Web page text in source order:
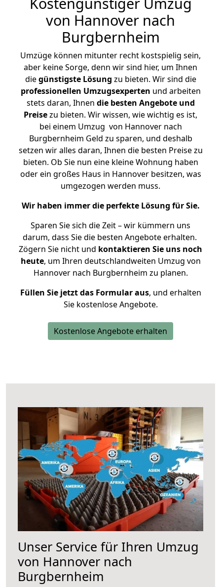
von Hannover nach
Burgbernheim
Umzüge können mitunter recht kostspielig sein,
aber keine Sorge, denn wir sind hier, um Ihnen
diegünstigste Lösung zu bieten. Wir sind die
professionellen Umzugsexperten und arbeiten
stets daran, Ihnen die besten Angebote und
Preisezu bieten. Wir wissen, wie wichtig es ist,
bei einem Umzug von Hannover nach
Burgbernheim Geld zu sparen, und deshalb
setzen wir alles daran, Ihnen die besten Preise zu
bieten. Ob Sie nun eine kleine Wohnung haben
oder ein großes Haus in Hannover besitzen, was
umgezogen werden muss.
Wir haben immer die perfekte Lösung für Sie.
Sparen Sie sich die Zeit – wir kümmern uns
darum, dass Sie die besten Angebote erhalten.
Zögern Sie nicht und kontaktieren Sie uns noch
heute, um Ihren deutschlandweiten Umzug von
Hannover nach Burgbernheim zu planen.
Füllen Sie jetzt das Formular aus, und erhalten
Sie kostenlose Angebote.
Kostenlose Angebote erhalten
Unser Service für Ihren Umzug
von Hannover nach
Burgbernheim